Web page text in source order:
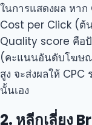
ในการแสดงผล หา
Cost per Click (ต้
Quality score คือ
(คะแนนอันดับโฆษ
สูง จะส่งผลให้ CPC
นั้นเอง
2. หลีกเลี่ยง